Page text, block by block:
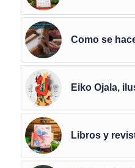
Como se
Eiko Ojala,
Libros y